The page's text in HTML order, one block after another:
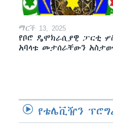
ማርች 13, 2025
የቦሮ ዴሞክራሲያዊ ፓርቲ
አባላቱ መታሰራቸውን
የቴሌቪዥን